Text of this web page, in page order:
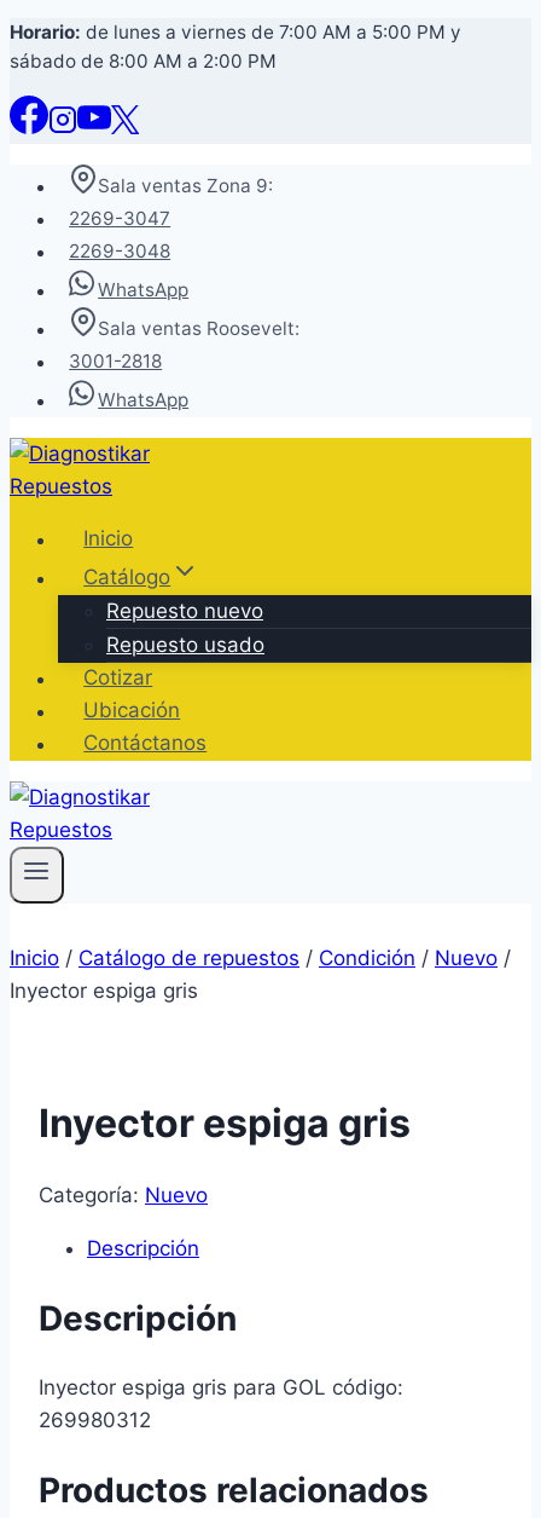
Saltar
al
contenido
Horario: de lunes a viernes de 7:00 AM a 5:00 PM y
sábado de 8:00 AM a 2:00 PM
Sala ventas Zona 9:
2269-3047
2269-3048
WhatsApp
Sala ventas Roosevelt:
3001-2818
WhatsApp
Inicio
Catálogo
Repuesto nuevo
Repuesto usado
Cotizar
Ubicación
Contáctanos
Inicio / Catálogo de repuestos / Condición / Nuevo /
Inyector espiga gris
Inyector espiga gris
Categoría: Nuevo
Descripción
Descripción
Inyector espiga gris para GOL código:
269980312
Productos relacionados